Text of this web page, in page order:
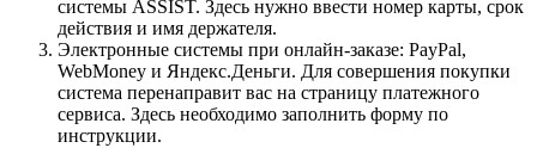
системы ASSIST. Здесь нужно ввести номер карты, срок
действия и имя держателя.
Электронные системы при онлайн-заказе: PayPal,
WebMoney и Яндекс.Деньги. Для совершения покупки
система перенаправит вас на страницу платежного
сервиса. Здесь необходимо заполнить форму по
инструкции.